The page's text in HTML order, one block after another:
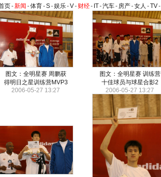
页-新闻 -体育-S-娱乐-V- 财经- IT-汽车- 房产-女人 -TV-
图文：全明星赛 周鹏获
得明日之星训练营MVP3
2006-05-27 13:27
图文：全明星赛 训练营
十佳球员与球星合影2
2006-05-27 13:27